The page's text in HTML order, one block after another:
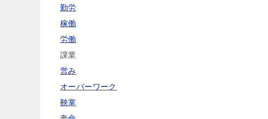
勤労
稼働
労働
課業
営み
オーバーワーク
鞅掌